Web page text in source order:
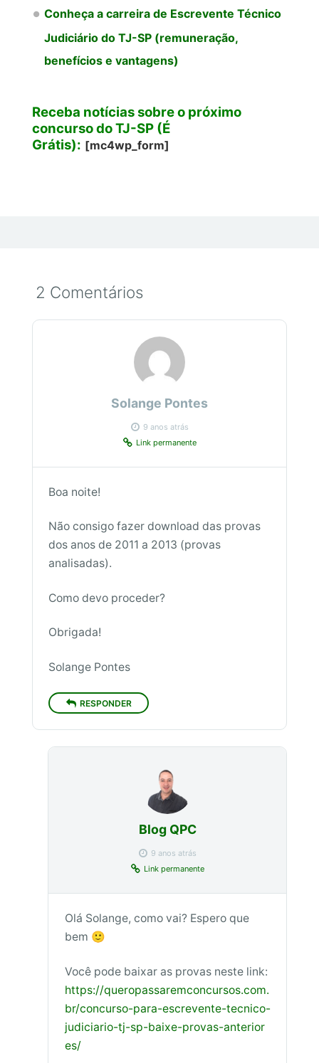
Conheça a carreira de Escrevente Técnico
Judiciário do TJ-SP (remuneração,
benefícios e vantagens)
Receba notícias sobre o próximo
concurso do TJ-SP (É
Grátis): [mc4wp_form]
2 Comentários
Solange Pontes
9 anos atrás
Link permanente
Boa noite!
Não consigo fazer download das provas
dos anos de 2011 a 2013 (provas
analisadas).
Como devo proceder?
Obrigada!
Solange Pontes
RESPONDER
Blog QPC
9 anos atrás
Link permanente
Olá Solange, como vai? Espero que
bem 🙂
Você pode baixar as provas neste link:
https://queropassaremconcursos.com.
br/concurso-para-escrevente-tecnico-
judiciario-tj-sp-baixe-provas-anterior
es/